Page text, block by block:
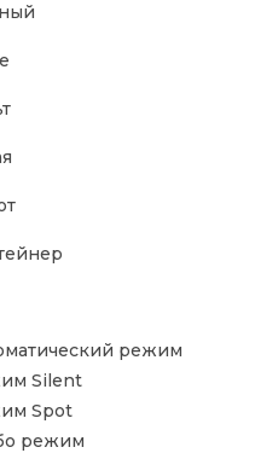
режим
Silent
Spot
режим